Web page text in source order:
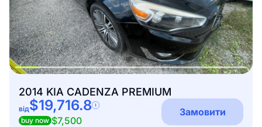
2014 KIA CADENZA PREMIUM
від$19,716.8
buy now $7,500
Замовити